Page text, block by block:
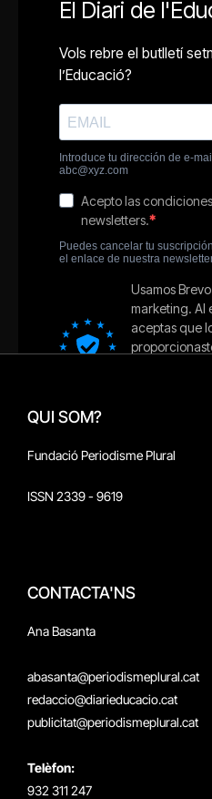
QUI SOM?
Fundació Periodisme Plural
ISSN 2339 - 9619
CONTACTA'NS
Ana Basanta
abasanta@periodismeplural.cat
redaccio@diarieducacio.cat
publicitat@periodismeplural.cat
Telèfon:
932 311 247